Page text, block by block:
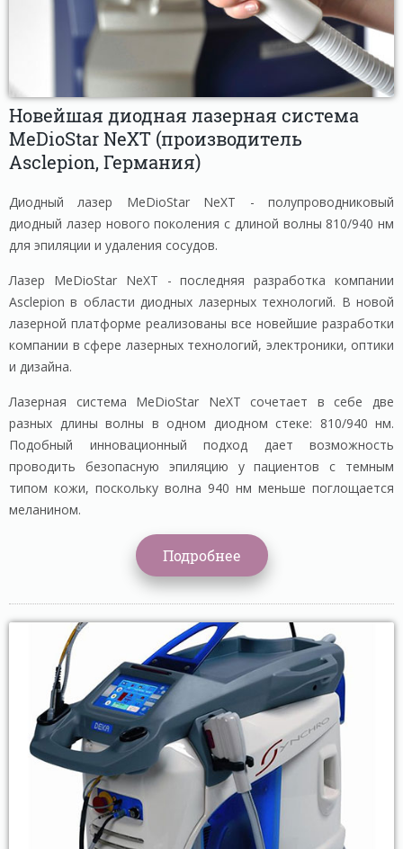
Новейшая диодная лазерная система
MeDioStar NeXT (производитель
Asclepion, Германия)
Диодный лазер MeDioStar NeXT - полупроводниковый
диодный лазер нового поколения с длиной волны 810/940 нм
для эпиляции и удаления сосудов.
Лазер MeDioStar NeXT - последняя разработка компании
Asclepion в области диодных лазерных технологий. В новой
лазерной платформе реализованы все новейшие разработки
компании в сфере лазерных технологий, электроники, оптики
и дизайна.
Лазерная система MeDioStar NeХT сочетает в себе две
разных длины волны в одном диодном стеке: 810/940 нм.
Подобный инновационный подход дает возможность
проводить безопасную эпиляцию у пациентов с темным
типом кожи, поскольку волна 940 нм меньше поглощается
меланином.
Подробнее